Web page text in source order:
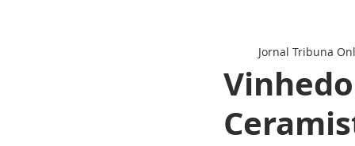
Saúde
Jornal Tribuna